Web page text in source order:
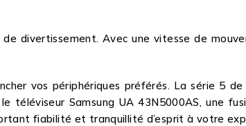
divertissement. Avec une vitesse de
vos périphériques préférés. La série 5
téléviseur Samsung UA 43N5000AS, une
fiabilité et tranquillité d’esprit à votre